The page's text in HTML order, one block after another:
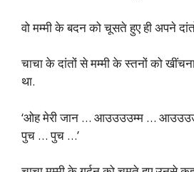
वो मम्मी के बदन को चूसते हुए ही अपने
चाचा के दांतों से मम्मी के स्तनों को
था.
‘ओह मेरी जान … आउउउउम्म …
पुच … पुच …’